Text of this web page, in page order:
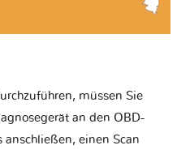
müssen Sie
an den OBD-
anschließen, einen Scan